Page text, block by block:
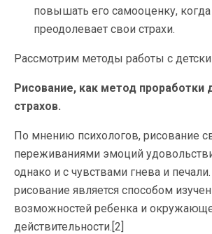
повышать его самооценку,
преодолевает свои страхи.
Рассмотрим методы работы с
Рисование, как метод проработки
страхов.
По мнению психологов, рисование
переживаниями эмоций
однако и с чувствами гнева и
рисование является способом
возможностей ребенка и
действительности.[2]